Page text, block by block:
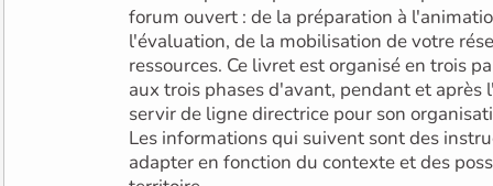
forum ouvert : de la préparation à l'animation, de la logistique à
l'évaluation, de la mobilisation de votre
ressources. Ce livret est organisé en trois
aux trois phases d'avant, pendant et après
servir de ligne directrice pour son
Les informations qui suivent sont des
adapter en fonction du contexte et des